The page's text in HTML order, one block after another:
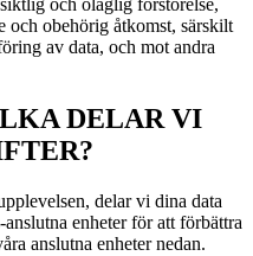
och olaglig förstörelse,
obehörig åtkomst, särskilt
av data, och mot andra
DELAR VI
delar vi dina data
enheter för att förbättra
anslutna enheter nedan.